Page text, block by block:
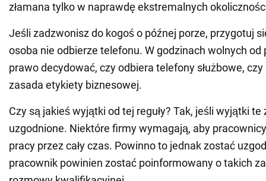
złamana tylko w naprawdę ekstremalnych
Jeśli zadzwonisz do kogoś o późnej porze, przygotuj
osoba nie odbierze telefonu. W godzinach wolnych od
prawo decydować, czy odbiera telefony służbowe,
zasada etykiety biznesowej.
Czy są jakieś wyjątki od tej reguły? Tak, jeśli wyjątki te
uzgodnione. Niektóre firmy wymagają, aby
pracy przez cały czas. Powinno to jednak zostać
pracownik powinien zostać poinformowany o takich